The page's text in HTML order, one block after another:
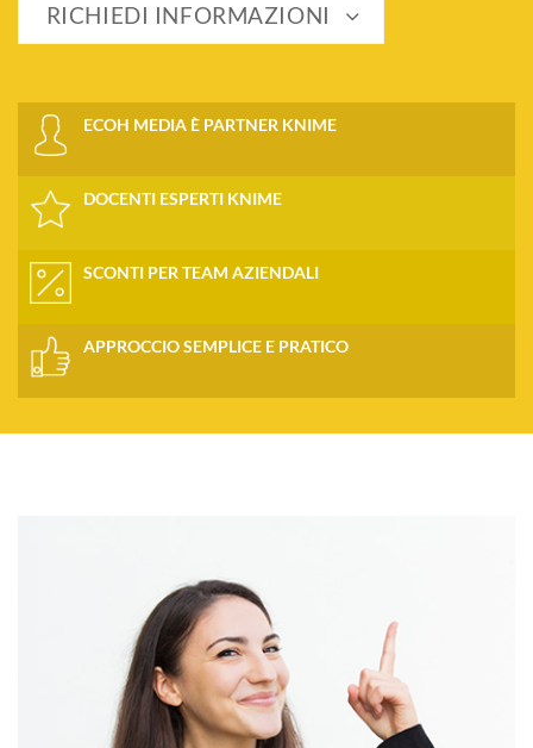
RICHIEDI INFORMAZIONI
ECOH MEDIA È PARTNER KNIME
DOCENTI ESPERTI KNIME
SCONTI PER TEAM AZIENDALI
APPROCCIO SEMPLICE E PRATICO